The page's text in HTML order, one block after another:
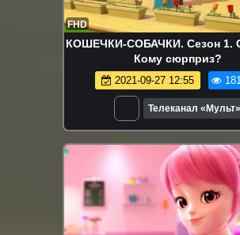
FHD
КОШЕЧКИ-СОБАЧКИ. Сезон 1.
Кому сюрприз?
2021-09-27 12:55
Телеканал «Мульт»